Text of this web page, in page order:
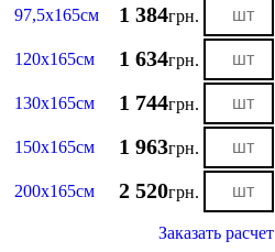
97,5х165см 1 384грн.
120х165см 1 634грн.
130х165см 1 744грн.
150х165см 1 963грн.
200х165см 2 520грн.
Заказать расчет